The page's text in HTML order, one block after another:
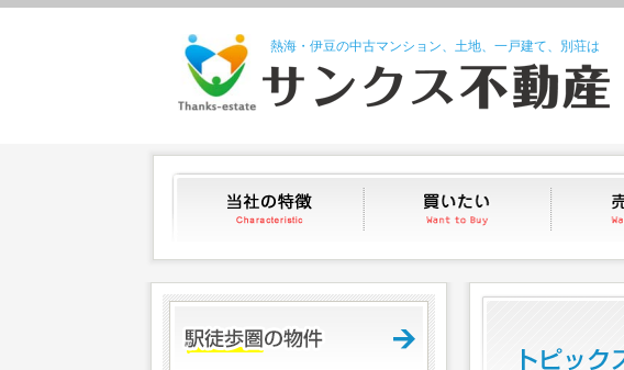
熱海・伊豆の中古マンション、土地、一戸建て、別荘は
当社の特徴 買いたい